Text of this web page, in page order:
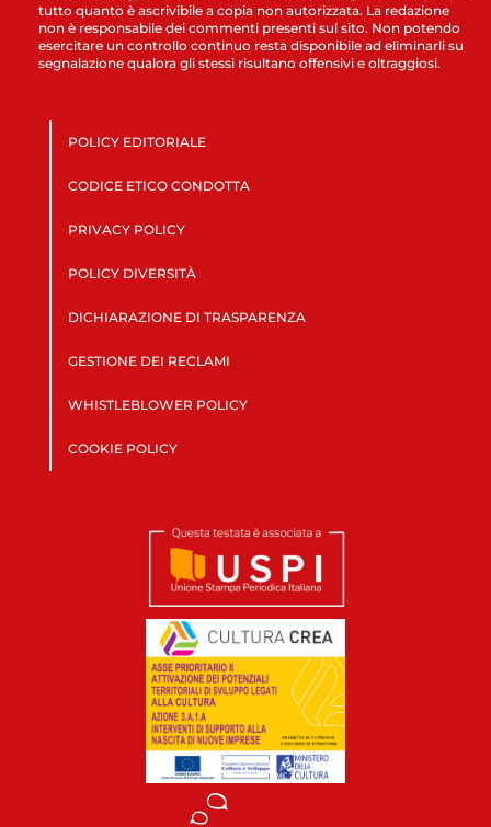
tutto quanto è ascrivibile a copia non autorizzata. La redazione
non è responsabile dei commenti presenti sul sito. Non potendo
esercitare un controllo continuo resta disponibile ad eliminarli su
segnalazione qualora gli stessi risultano offensivi e oltraggiosi.
POLICY EDITORIALE
CODICE ETICO CONDOTTA
PRIVACY POLICY
POLICY DIVERSITÀ
DICHIARAZIONE DI TRASPARENZA
GESTIONE DEI RECLAMI
WHISTLEBLOWER POLICY
COOKIE POLICY